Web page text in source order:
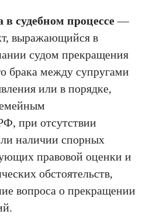
в судебном процессе—
выражающийся в
судом прекращения
брака между супругами
или в порядке,
при отсутствии
наличии спорных
правовой оценки и
обстоятельств,
вопроса о прекращении